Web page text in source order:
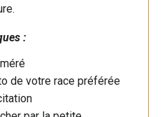
:
de votre race préférée